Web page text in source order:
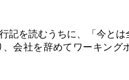
記を読むうちに、「今と
会社を辞めてワーキング